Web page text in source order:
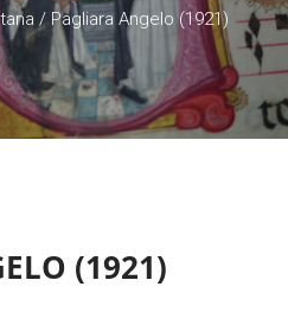
/ Pagliara Angelo (1921)
(1921)